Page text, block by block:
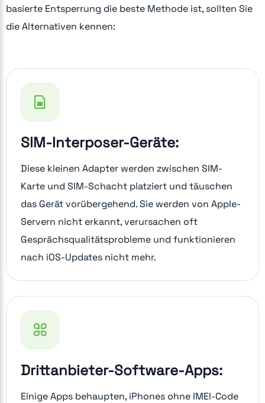
basierte Entsperrung die beste Methode ist, sollten Sie
die Alternativen kennen:
SIM-Interposer-Geräte:
Diese kleinen Adapter werden zwischen SIM-
Karte und SIM-Schacht platziert und täuschen
das Gerät vorübergehend. Sie werden von Apple-
Servern nicht erkannt, verursachen oft
Gesprächsqualitätsprobleme und funktionieren
nach iOS-Updates nicht mehr.
Drittanbieter-Software-Apps:
Einige Apps behaupten, iPhones ohne IMEI-Code